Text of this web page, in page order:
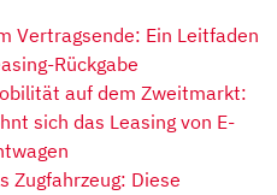
Vertragsende: Ein Leitfaden
Rückgabe
auf dem Zweitmarkt:
sich das Leasing von E-
Zugfahrzeug: Diese